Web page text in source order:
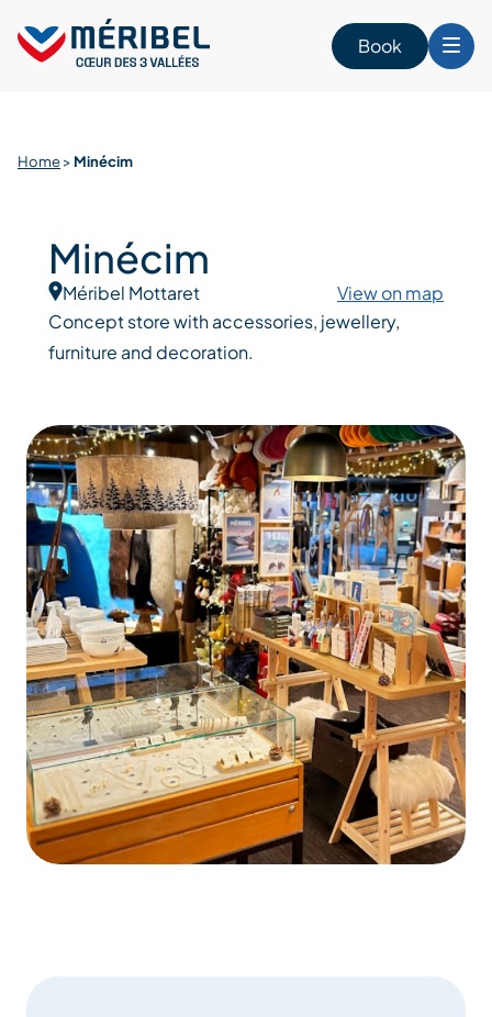
content
Book
Home> Minécim
Minécim
Méribel Mottaret
View on map
Concept store with accessories, jewellery,
furniture and decoration.